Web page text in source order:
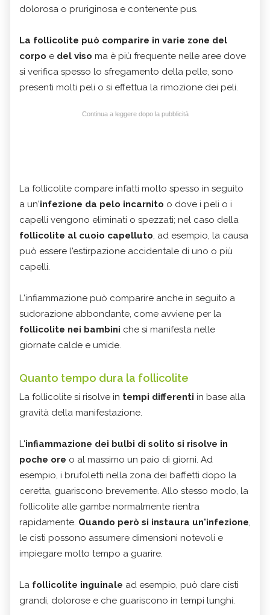
dolorosa o pruriginosa e contenente pus.
La follicolite può comparire in varie zone del
corpo e del viso ma è più frequente nelle aree dove
si verifica spesso lo sfregamento della pelle, sono
presenti molti peli o si effettua la rimozione dei peli.
Continua a leggere dopo la pubblicità
La follicolite compare infatti molto spesso in seguito
a un'infezione da pelo incarnito o dove i peli o i
capelli vengono eliminati o spezzati; nel caso della
follicolite al cuoio capelluto, ad esempio, la causa
può essere l'estirpazione accidentale di uno o più
capelli.
L'infiammazione può comparire anche in seguito a
sudorazione abbondante, come avviene per la
follicolite nei bambini che si manifesta nelle
giornate calde e umide.
Quanto tempo dura la follicolite
La follicolite si risolve in tempi differenti in base alla
gravità della manifestazione.
L'infiammazione dei bulbi di solito si risolve in
poche ore o al massimo un paio di giorni. Ad
esempio, i brufoletti nella zona dei baffetti dopo la
ceretta, guariscono brevemente. Allo stesso modo, la
follicolite alle gambe normalmente rientra
rapidamente. Quando però si instaura un'infezione,
le cisti possono assumere dimensioni notevoli e
impiegare molto tempo a guarire.
La follicolite inguinale ad esempio, può dare cisti
grandi, dolorose e che guariscono in tempi lunghi.